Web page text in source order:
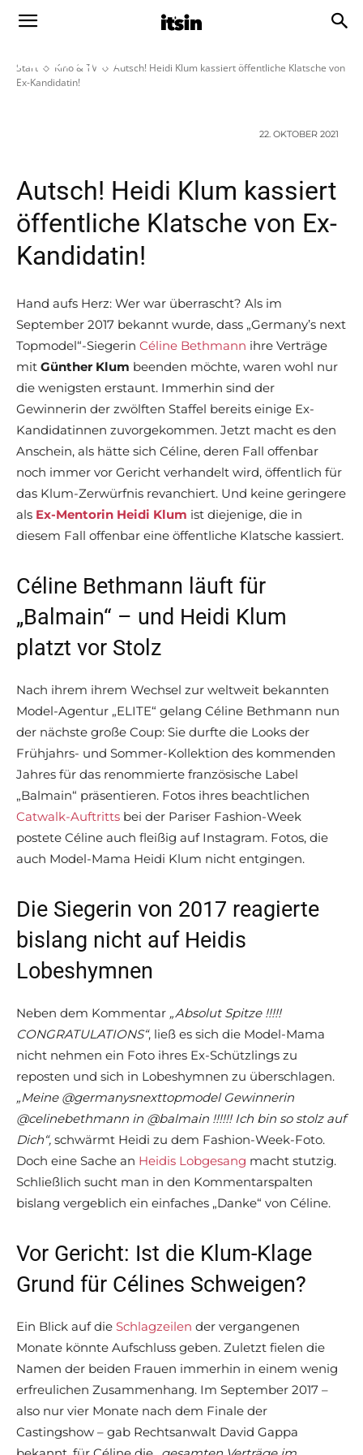
Start Kino & TV
Autsch! Heidi Klum kassiert öffentliche Klatsche von
Ex-Kandidatin!
Autsch! Heidi Klum kassiert
Kandidatin!
22. OKTOBER 2021
Autsch! Heidi Klum kassiert
öffentliche Klatsche von Ex-
Kandidatin!
Hand aufs Herz: Wer war überrascht? Als im
September 2017 bekannt wurde, dass „Germany’s next
Topmodel“-Siegerin Céline Bethmann ihre Verträge
mit Günther Klum beenden möchte, waren wohl nur
die wenigsten erstaunt. Immerhin sind der
Gewinnerin der zwölften Staffel bereits einige Ex-
Kandidatinnen zuvorgekommen. Jetzt macht es den
Anschein, als hätte sich Céline, deren Fall offenbar
noch immer vor Gericht verhandelt wird, öffentlich für
das Klum-Zerwürfnis revanchiert. Und keine geringere
als Ex-Mentorin Heidi Klum ist diejenige, die in
diesem Fall offenbar eine öffentliche Klatsche kassiert.
Céline Bethmann läuft für
„Balmain“ – und Heidi Klum
platzt vor Stolz
Nach ihrem ihrem Wechsel zur weltweit bekannten
Model-Agentur „ELITE“ gelang Céline Bethmann nun
der nächste große Coup: Sie durfte die Looks der
Frühjahrs- und Sommer-Kollektion des kommenden
Jahres für das renommierte französische Label
„Balmain“ präsentieren. Fotos ihres beachtlichen
Catwalk-Auftritts bei der Pariser Fashion-Week
postete Céline auch fleißig auf Instagram. Fotos, die
auch Model-Mama Heidi Klum nicht entgingen.
Die Siegerin von 2017 reagierte
bislang nicht auf Heidis
Lobeshymnen
Neben dem Kommentar „Absolut Spitze !!!!!
CONGRATULATIONS“, ließ es sich die Model-Mama
nicht nehmen ein Foto ihres Ex-Schützlings zu
reposten und sich in Lobeshymnen zu überschlagen.
„Meine @germanysnexttopmodel Gewinnerin
@celinebethmann in @balmain !!!!!! Ich bin so stolz auf
Dich“, schwärmt Heidi zu dem Fashion-Week-Foto.
Doch eine Sache an Heidis Lobgesang macht stutzig.
Schließlich sucht man in den Kommentarspalten
bislang vergeblich ein einfaches „Danke“ von Céline.
Vor Gericht: Ist die Klum-Klage
Grund für Célines Schweigen?
Ein Blick auf die Schlagzeilen der vergangenen
Monate könnte Aufschluss geben. Zuletzt fielen die
Namen der beiden Frauen immerhin in einem wenig
erfreulichen Zusammenhang. Im September 2017 –
also nur vier Monate nach dem Finale der
Castingshow – gab Rechtsanwalt David Gappa